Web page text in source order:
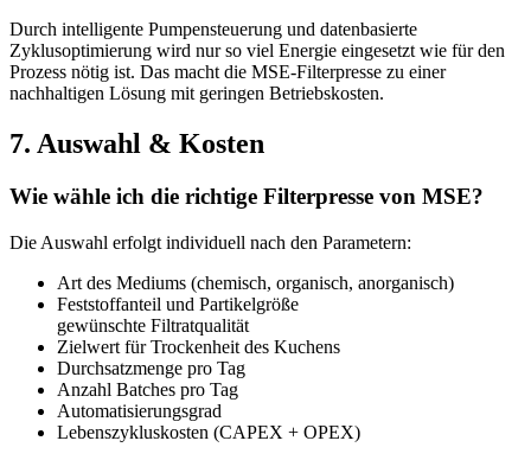
Durch intelligente Pumpensteuerung und datenbasierte
Zyklusoptimierung wird nur so viel Energie eingesetzt wie für den
Prozess nötig ist. Das macht die MSE-Filterpresse zu einer
nachhaltigen Lösung mit geringen Betriebskosten.
7. Auswahl & Kosten
Wie wähle ich die richtige Filterpresse von MSE?
Die Auswahl erfolgt individuell nach den Parametern:
Art des Mediums (chemisch, organisch, anorganisch)
Feststoffanteil und Partikelgröße
gewünschte Filtratqualität
Zielwert für Trockenheit des Kuchens
Durchsatzmenge pro Tag
Anzahl Batches pro Tag
Automatisierungsgrad
Lebenszykluskosten (CAPEX + OPEX)